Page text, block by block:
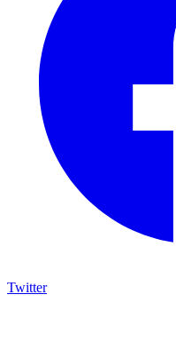
Twitter